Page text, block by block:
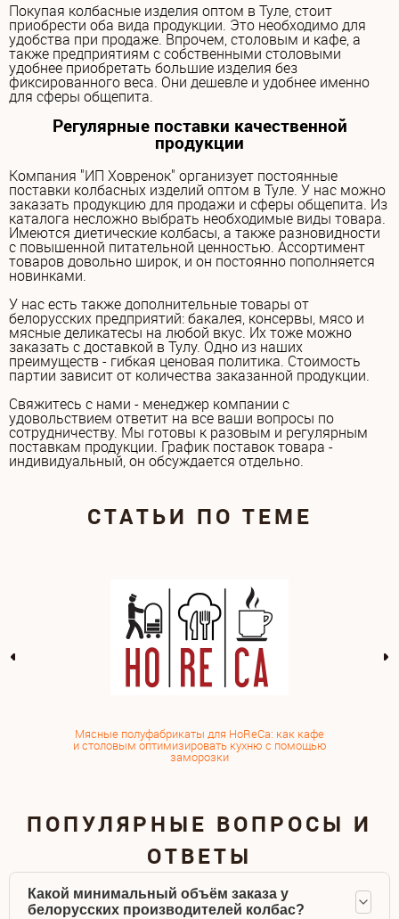
Покупая колбасные изделия оптом в Туле, стоит
приобрести оба вида продукции. Это необходимо для
удобства при продаже. Впрочем, столовым и кафе, а
также предприятиям с собственными столовыми
удобнее приобретать большие изделия без
фиксированного веса. Они дешевле и удобнее именно
для сферы общепита.
Регулярные поставки качественной
продукции
Компания "ИП Ховренок" организует постоянные
поставки колбасных изделий оптом в Туле. У нас можно
заказать продукцию для продажи и сферы общепита. Из
каталога несложно выбрать необходимые виды товара.
Имеются диетические колбасы, а также разновидности
с повышенной питательной ценностью. Ассортимент
товаров довольно широк, и он постоянно пополняется
новинками.
У нас есть также дополнительные товары от
белорусских предприятий: бакалея, консервы, мясо и
мясные деликатесы на любой вкус. Их тоже можно
заказать с доставкой в Тулу. Одно из наших
преимуществ - гибкая ценовая политика. Стоимость
партии зависит от количества заказанной продукции.
Свяжитесь с нами - менеджер компании с
удовольствием ответит на все ваши вопросы по
сотрудничеству. Мы готовы к разовым и регулярным
поставкам продукции. График поставок товара -
индивидуальный, он обсуждается отдельно.
СТАТЬИ ПО ТЕМЕ
Мясные полуфабрикаты для HoReCa: как кафе
и столовым оптимизировать кухню с помощью
заморозки
ПОПУЛЯРНЫЕ ВОПРОСЫ И
ОТВЕТЫ
Какой минимальный объём заказа у
белорусских производителей колбас?